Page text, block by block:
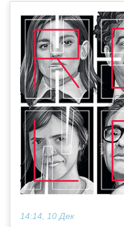
14:14, 10 Дек